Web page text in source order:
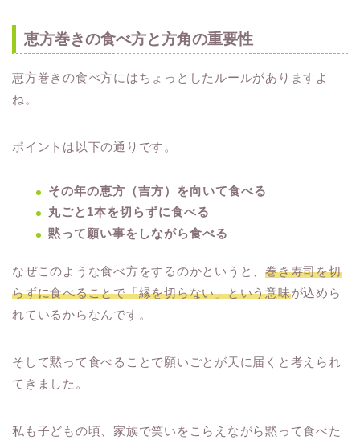
恵方巻きの食べ方と方角の重要性
恵方巻きの食べ方にはちょっとしたルールがありますよ
ね。
ポイントは以下の通りです。
その年の恵方（吉方）を向いて食べる
丸ごと1本を切らずに食べる
黙って願い事をしながら食べる
なぜこのような食べ方をするのかというと、巻き寿司を切
らずに食べることで「縁を切らない」という意味が込めら
れているからなんです。
そして黙って食べることで願いごとが天に届くと考えられ
てきました。
私も子どもの頃、家族で笑いをこらえながら黙って食べた